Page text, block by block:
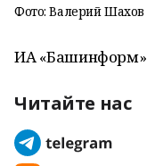
Фото: Валерий Шахов
ИА «Башинформ»
Читайте нас